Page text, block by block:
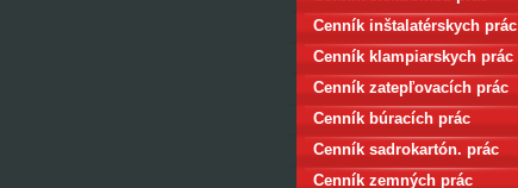
Cenník inštalatérskych prác
Cenník klampiarskych prác
Cenník zatepľovacích prác
Cenník búracích prác
Cenník sadrokartón. prác
Cenník zemných prác